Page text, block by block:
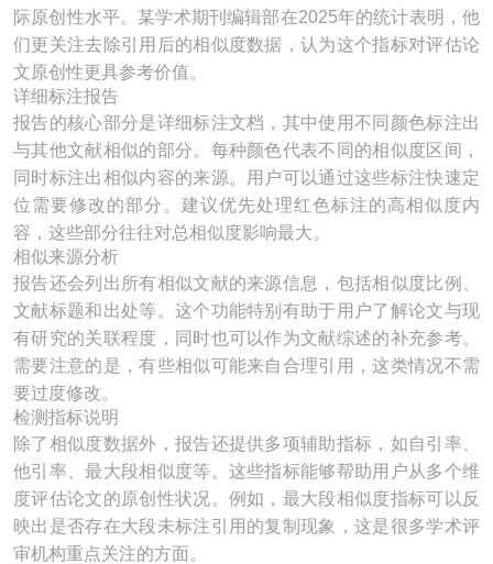
际原创性水平。某学术期刊编辑部在2025年的统计表明，他
们更关注去除引用后的相似度数据，认为这个指标对评估论
文原创性更具参考价值。
详细标注报告
报告的核心部分是详细标注文档，其中使用不同颜色标注出
与其他文献相似的部分。每种颜色代表不同的相似度区间，
同时标注出相似内容的来源。用户可以通过这些标注快速定
位需要修改的部分。建议优先处理红色标注的高相似度内
容，这些部分往往对总相似度影响最大。
相似来源分析
报告还会列出所有相似文献的来源信息，包括相似度比例、
文献标题和出处等。这个功能特别有助于用户了解论文与现
有研究的关联程度，同时也可以作为文献综述的补充参考。
需要注意的是，有些相似可能来自合理引用，这类情况不需
要过度修改。
检测指标说明
除了相似度数据外，报告还提供多项辅助指标，如自引率、
他引率、最大段相似度等。这些指标能够帮助用户从多个维
度评估论文的原创性状况。例如，最大段相似度指标可以反
映出是否存在大段未标注引用的复制现象，这是很多学术评
审机构重点关注的方面。